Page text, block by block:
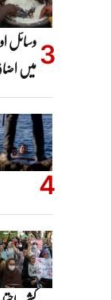
وسائل
میں